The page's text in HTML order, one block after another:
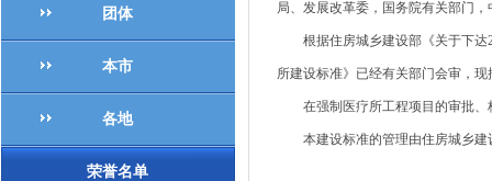
团体
本市
各地
荣誉名单
局、发展改革委，国务院有关部门
根据住房城乡建设部《关于下达
所建设标准》已经有关部门会审，现
在强制医疗所工程项目的审批、
本建设标准的管理由住房城乡建